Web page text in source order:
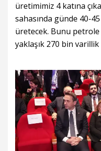
üretimimiz 4 katına
sahasında günde 40-
üretecek. Bunu
yaklaşık 270 bin